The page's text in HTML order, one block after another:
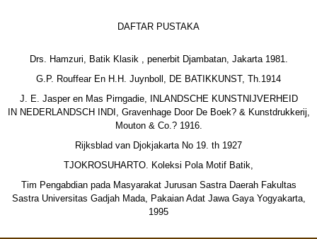
DAFTAR PUSTAKA
Drs. Hamzuri, Batik Klasik , penerbit Djambatan, Jakarta 1981.
G.P. Rouffear En H.H. Juynboll, DE BATIKKUNST, Th.1914
J. E. Jasper en Mas Pirngadie, INLANDSCHE KUNSTNIJVERHEID
IN NEDERLANDSCH INDI, Gravenhage Door De Boek? & Kunstdrukkerij,
Mouton & Co.? 1916.
Rijksblad van Djokjakarta No 19. th 1927
TJOKROSUHARTO. Koleksi Pola Motif Batik,
Tim Pengabdian pada Masyarakat Jurusan Sastra Daerah Fakultas
Sastra Universitas Gadjah Mada, Pakaian Adat Jawa Gaya Yogyakarta,
1995